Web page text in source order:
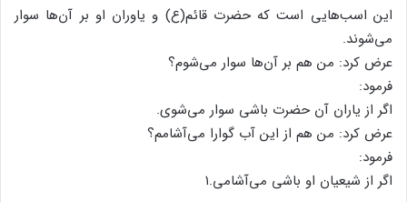
این اسب‌هایی است که حضرت قائم(ع) و یاوران او بر آن‌ها سوار
می‌شوند.
عرض کرد: من هم بر آن‌ها سوار می‌شوم؟
فرمود:
اگر از یاران آن حضرت باشی سوار می‌شوی.
عرض کرد: من هم از این آب گوارا می‌آشامم؟
فرمود:
اگر از شیعیان او باشی می‌آشامی.۱